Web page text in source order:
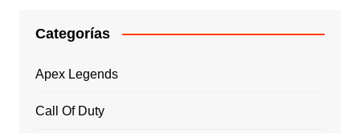
Categorías
Apex Legends
Call Of Duty